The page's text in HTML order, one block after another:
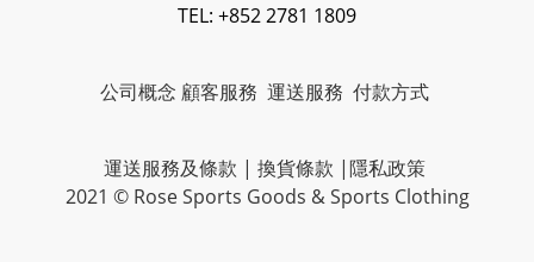
TEL: +852 2781 1809
公司概念 顧客服務 運送服務 付款方式
運送服務及條款 | 換貨條款 |隱私政策
2021 © Rose Sports Goods & Sports Clothing